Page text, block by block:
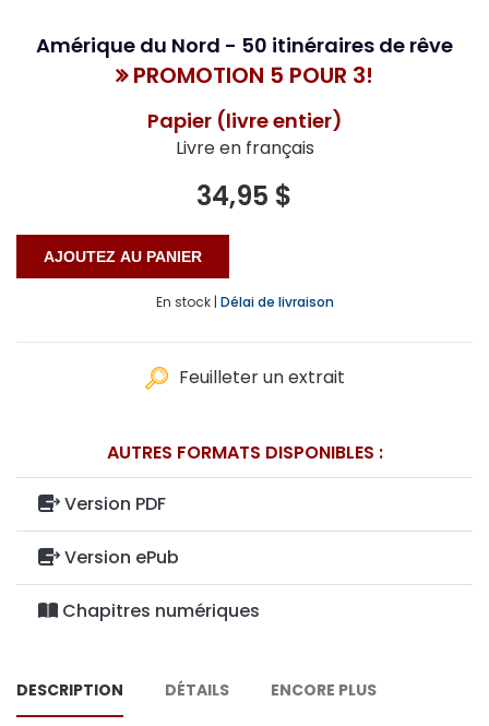
Amérique du Nord - 50 itinéraires de rêve
PROMOTION 5 POUR 3!
Papier (livre entier)
Livre en français
34,95 $
En stock | Délai de livraison
Feuilleter un extrait
AUTRES FORMATS DISPONIBLES :
Version PDF
Version ePub
Chapitres numériques
DESCRIPTION DÉTAILS ENCORE PLUS